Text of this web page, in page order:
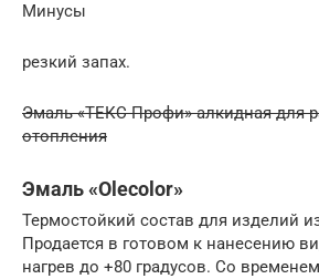
Минусы
резкий запах.
Эмаль «ТЕКС Профи» алкидная для
отопления
Эмаль «Olecolor»
Термостойкий состав для изделий
Продается в готовом к нанесению
нагрев до +80 градусов. Со